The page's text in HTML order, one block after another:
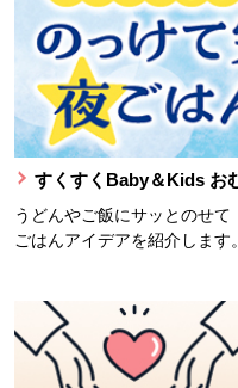
すくすくBaby＆Kids お
うどんやご飯にサッとのせ
ごはんアイデアを紹介します。